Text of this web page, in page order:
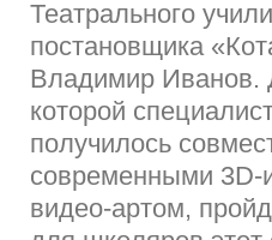
Театрального
постановщика
Владимир Иванов.
которой
получилось
современными 3D-
видео-артом,